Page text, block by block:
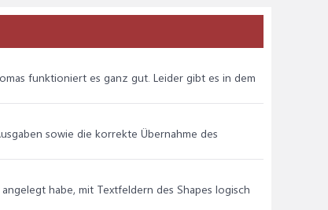
funktioniert es ganz gut. Leider gibt es in dem
sowie die korrekte Übernahme des
habe, mit Textfeldern des Shapes logisch